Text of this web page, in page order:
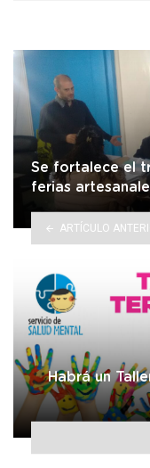
Se fortalece el
ferias
ARTÍCULO
Habrá un